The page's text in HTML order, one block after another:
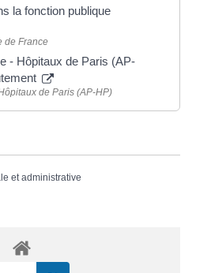
la fonction publique
de France
- Hôpitaux de Paris (AP-
de Paris (AP-HP)
et administrative